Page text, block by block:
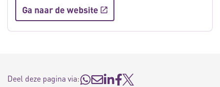
Ga naar de website
Deel deze pagina via: